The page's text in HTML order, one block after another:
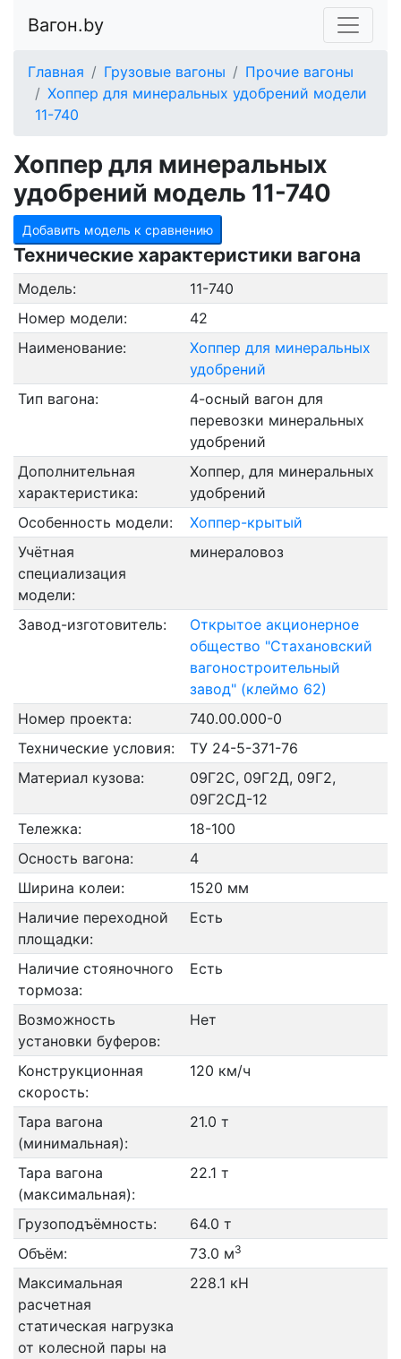
Вагон.by
Главная Грузовые вагоны
Прочие вагоны
Хоппер для минеральных удобрений модели
11-740
Хоппер для минеральных
удобрений модель 11-740
Добавить модель к сравнению
Технические характеристики вагона
Модель:
11-740
Номер модели:
42
Наименование:
Хоппер для минеральных
удобрений
Тип вагона:
4-осный вагон для
перевозки минеральных
удобрений
Дополнительная
характеристика:
Хоппер, для минеральных
удобрений
Особенность модели:
Хоппер-крытый
Учётная
специализация
модели:
минераловоз
Завод-изготовитель:
Открытое акционерное
общество "Стахановский
вагоностроительный
завод" (клеймо 62)
Номер проекта:
740.00.000-0
Технические условия:
ТУ 24-5-371-76
Материал кузова:
09Г2С, 09Г2Д, 09Г2,
09Г2СД-12
Тележка:
18-100
Осность вагона:
4
Ширина колеи:
1520 мм
Наличие переходной
площадки:
Есть
Наличие стояночного
тормоза:
Есть
Возможность
установки буферов:
Нет
Конструкционная
скорость:
120 км/ч
Тара вагона
(минимальная):
21.0 т
Тара вагона
(максимальная):
22.1 т
Грузоподъёмность:
64.0 т
Объём:
73.0 м3
Максимальная
расчетная
статическая нагрузка
от колесной пары на
228.1 кН